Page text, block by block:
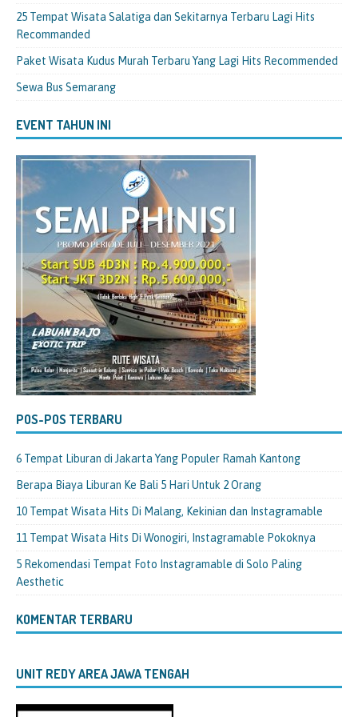
25 Tempat Wisata Salatiga dan Sekitarnya Terbaru Lagi Hits
Recommanded
Paket Wisata Kudus Murah Terbaru Yang Lagi Hits Recommended
Sewa Bus Semarang
EVENT TAHUN INI
POS-POS TERBARU
6 Tempat Liburan di Jakarta Yang Populer Ramah Kantong
Berapa Biaya Liburan Ke Bali 5 Hari Untuk 2 Orang
10 Tempat Wisata Hits Di Malang, Kekinian dan Instagramable
11 Tempat Wisata Hits Di Wonogiri, Instagramable Pokoknya
5 Rekomendasi Tempat Foto Instagramable di Solo Paling
Aesthetic
KOMENTAR TERBARU
UNIT REDY AREA JAWA TENGAH